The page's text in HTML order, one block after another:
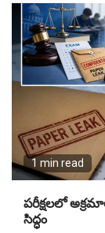
1 min read
పరీక్షలలో
సిద్ధం